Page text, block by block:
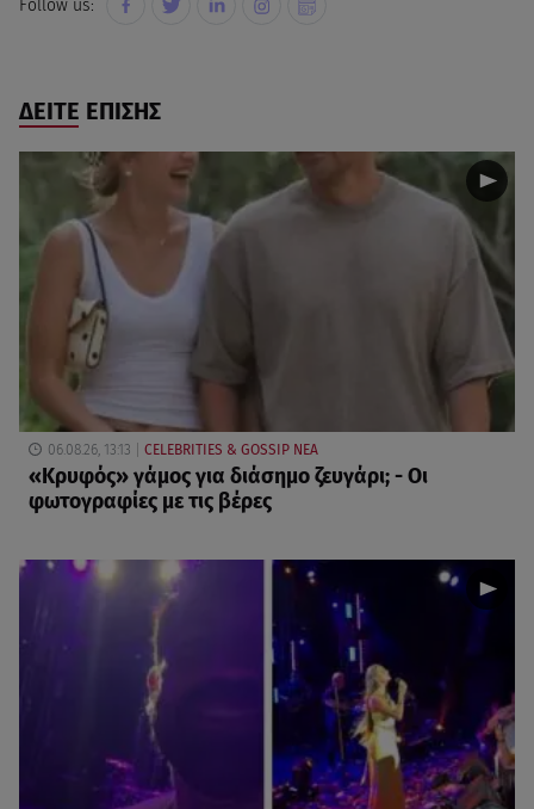
Follow us:
ΔΕΙΤΕ ΕΠΙΣΗΣ
06.08.26, 13:13 CELEBRITIES & GOSSIP ΝΕΑ
«Κρυφός» γάμος για διάσημο ζευγάρι; - Οι
φωτογραφίες με τις βέρες